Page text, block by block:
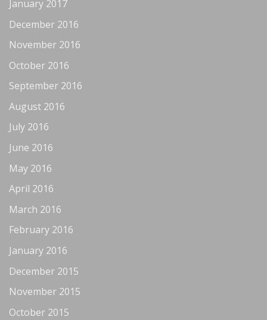
January 2017
December 2016
November 2016
October 2016
September 2016
August 2016
July 2016
June 2016
May 2016
April 2016
March 2016
February 2016
January 2016
December 2015
November 2015
October 2015